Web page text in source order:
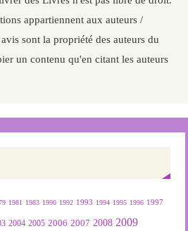
appartiennent aux auteurs /
sont la propriété des auteurs du
un contenu qu'en citant les auteurs
1981 1983 1990 1992 1993 1994 1995 1996 1997
2004 2005 2006 2007 2008 2009